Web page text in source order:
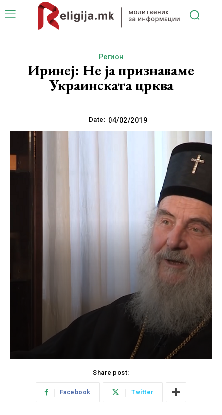
Регион
Иринеј: Не ја признаваме
Украинската црква
Date: 04/02/2019
Share post:
Facebook Twitter